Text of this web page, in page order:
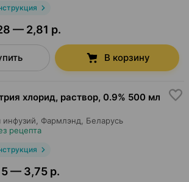
— 2,81 р.
В корзину
хлорид, раствор, 0.9% 500 мл
инфузий, Фармлэнд, Беларусь
рецепта
— 3,75 р.